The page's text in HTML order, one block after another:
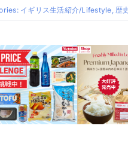
イギリス生活紹介/Lifestyle 歴